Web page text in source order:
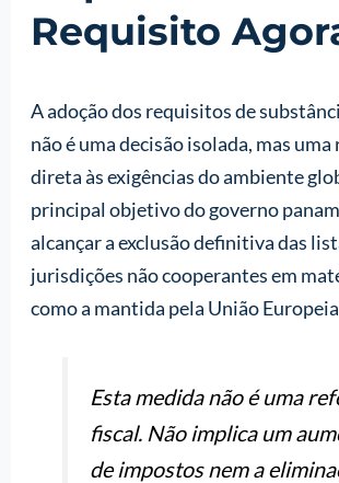
Requisito
A adoção dos requisitos de
não é uma decisão isolada, mas uma
direta às exigências do ambiente
principal objetivo do governo
alcançar a exclusão definitiva das
jurisdições não cooperantes em
como a mantida pela União
Esta medida não é uma
fiscal. Não implica um
de impostos nem a